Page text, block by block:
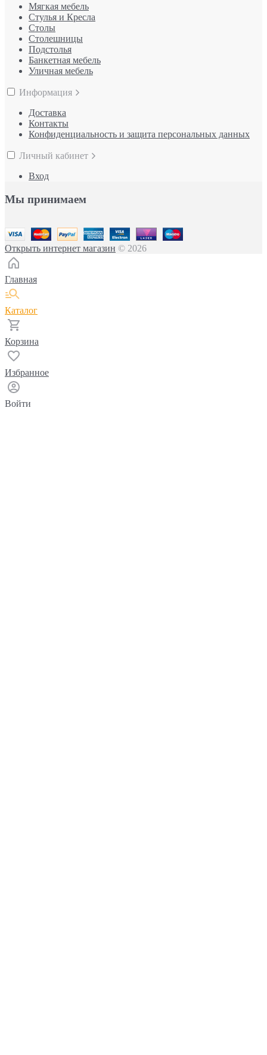
Мягкая мебель
Стулья и Кресла
Столы
Столешницы
Подстолья
Банкетная мебель
Уличная мебель
Информация
Доставка
Контакты
Конфиденциальность и защита персональных данных
Личный кабинет
Вход
Мы принимаем
Открыть интернет магазин © 2026
Главная
Каталог
Корзина
Избранное
Войти